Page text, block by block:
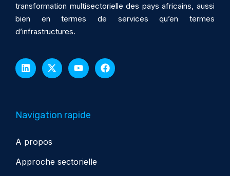
transformation multisectorielle des pays africains, aussi
bien en termes de services qu’en termes
d’infrastructures.
Navigation rapide
A propos
Approche sectorielle